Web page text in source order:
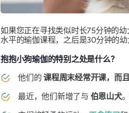
如果您正在寻找类似时长75分钟的
水平的瑜伽课程，之后是30分钟的
抱抱小狗瑜伽的特别之处是什么？
他们的课程周末经常开课，而
最近，他们新增了与 伯恩山犬